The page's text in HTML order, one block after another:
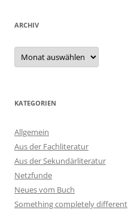
ARCHIV
Archiv
KATEGORIEN
Allgemein
Aus der Fachliteratur
Aus der Sekundärliteratur
Netzfunde
Neues vom Buch
Something completely different